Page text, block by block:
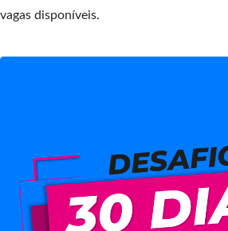
vagas disponíveis.